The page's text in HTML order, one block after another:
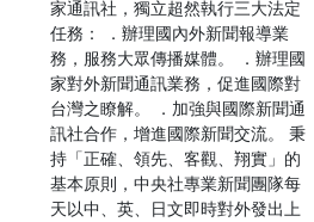
家通訊社，獨立超然執行三大法定
任務： ．辦理國內外新聞報導業
務，服務大眾傳播媒體。 ．辦理國
家對外新聞通訊業務，促進國際對
台灣之瞭解。 ．加強與國際新聞通
訊社合作，增進國際新聞交流。 秉
持「正確、領先、客觀、翔實」的
基本原則，中央社專業新聞團隊每
天以中、英、日文即時對外發出上